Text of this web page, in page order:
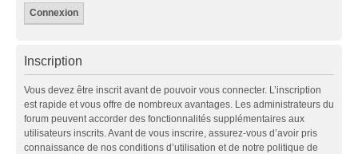
Inscription
Vous devez être inscrit avant de pouvoir vous connecter. L’inscription
est rapide et vous offre de nombreux avantages. Les administrateurs du
forum peuvent accorder des fonctionnalités supplémentaires aux
utilisateurs inscrits. Avant de vous inscrire, assurez-vous d’avoir pris
connaissance de nos conditions d’utilisation et de notre politique de